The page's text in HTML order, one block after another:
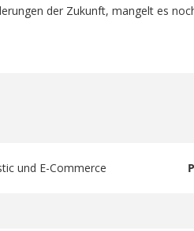
der Zukunft, mangelt es
und E-Commerce